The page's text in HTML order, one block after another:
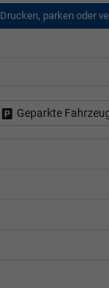
Drucken, parken oder
Geparkte